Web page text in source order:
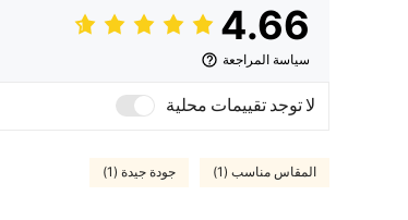
4.66
سياسة المراجعة
لا توجد تقييمات محلية
المقاس مناسب (1) جودة جيدة (1)